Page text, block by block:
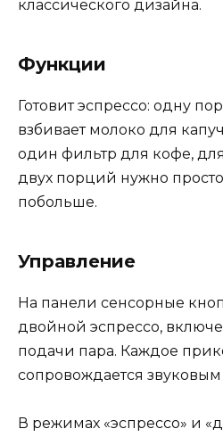
классического дизайна.
Функции
Готовит эспрессо: одну
взбивает молоко для
один фильтр для кофе,
двух порций нужно
побольше.
Управление
На панели сенсорные
двойной эспрессо,
подачи пара. Каждое
сопровождается
В режимах «эспрессо» и